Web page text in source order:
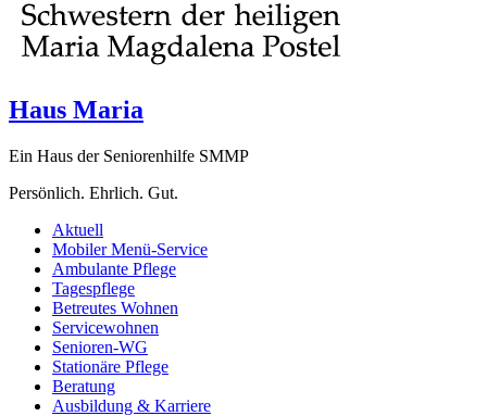
Haus Maria
Ein Haus der Seniorenhilfe SMMP
Persönlich. Ehrlich. Gut.
Aktuell
Mobiler Menü-Service
Ambulante Pflege
Tagespflege
Betreutes Wohnen
Servicewohnen
Senioren-WG
Stationäre Pflege
Beratung
Ausbildung & Karriere